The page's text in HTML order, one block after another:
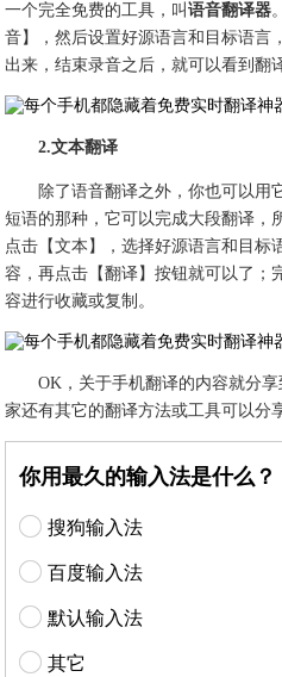
一个完全免费的工具，叫语音翻译器
音】，然后设置好源语言和目标语言
出来，结束录音之后，就可以看到翻
2.文本翻译
除了语音翻译之外，你也可以用
短语的那种，它可以完成大段翻译，
点击【文本】，选择好源语言和目标
容，再点击【翻译】按钮就可以了；
容进行收藏或复制。
OK，关于手机翻译的内容就分
家还有其它的翻译方法或工具可以分
你用最久的输入法是什么
搜狗输入法
百度输入法
默认输入法
其它